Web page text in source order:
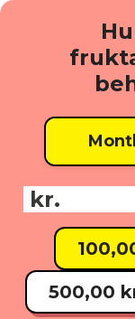
Donationsbelopp:
kr.
500,00